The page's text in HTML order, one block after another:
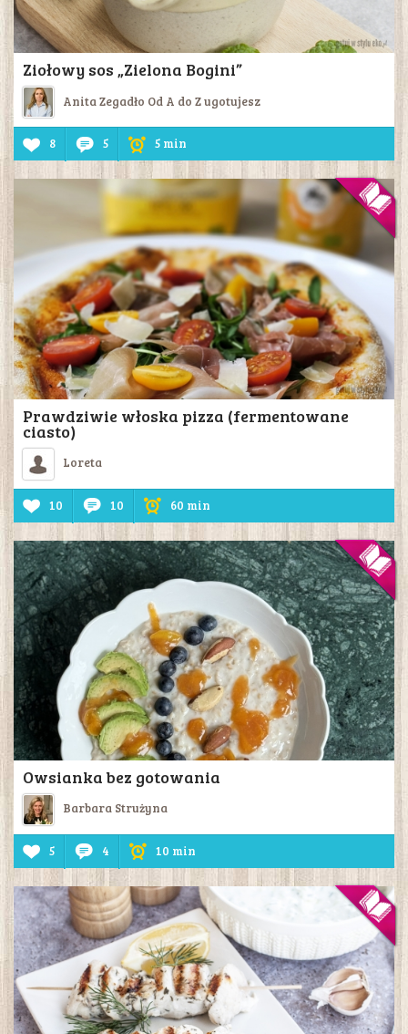
Ziołowy sos „Zielona Bogini”
Anita Zegadło Od A do Z ugotujesz
8 5 5 min
Prawdziwie włoska pizza (fermentowane
ciasto)
Loreta
10 10 60 min
Owsianka bez gotowania
Barbara Strużyna
5 4 10 min